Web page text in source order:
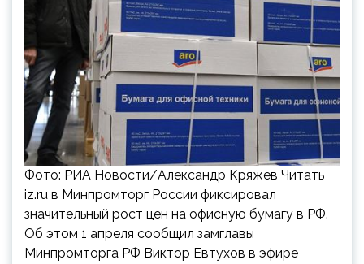
Фото: РИА Новости/Александр Кряжев Читать
iz.ru в Минпромторг России фиксировал
значительный рост цен на офисную бумагу в РФ.
Об этом 1 апреля сообщил замглавы
Минпромторга РФ Виктор Евтухов в эфире